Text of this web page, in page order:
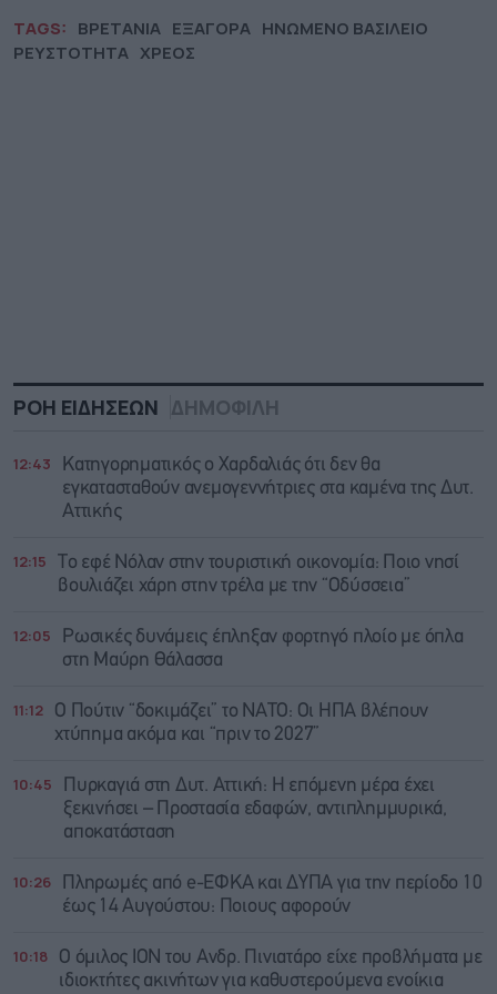
TAGS: ΒΡΕΤΑΝΙΑ ΕΞΑΓΟΡΑ ΗΝΩΜΕΝΟ ΒΑΣΙΛΕΙΟ
ΡΕΥΣΤΟΤΗΤΑ ΧΡΕΟΣ
ΡΟΗ ΕΙΔΗΣΕΩΝ ΔΗΜΟΦΙΛΗ
12:43
Κατηγορηματικός ο Χαρδαλιάς ότι δεν θα
εγκατασταθούν ανεμογεννήτριες στα καμένα της Δυτ.
Αττικής
12:15
Το εφέ Νόλαν στην τουριστική οικονομία: Ποιο νησί
βουλιάζει χάρη στην τρέλα με την “Οδύσσεια”
12:05
Ρωσικές δυνάμεις έπληξαν φορτηγό πλοίο με όπλα
στη Μαύρη Θάλασσα
11:12
Ο Πούτιν “δοκιμάζει” το ΝΑΤΟ: Οι ΗΠΑ βλέπουν
χτύπημα ακόμα και “πριν το 2027”
10:45
Πυρκαγιά στη Δυτ. Αττική: Η επόμενη μέρα έχει
ξεκινήσει – Προστασία εδαφών, αντιπλημμυρικά,
αποκατάσταση
10:26
Πληρωμές από e-ΕΦΚΑ και ΔΥΠΑ για την περίοδο 10
έως 14 Αυγούστου: Ποιους αφορούν
10:18
Ο όμιλος ΙΟΝ του Ανδρ. Πινιατάρο είχε προβλήματα με
ιδιοκτήτες ακινήτων για καθυστερούμενα ενοίκια